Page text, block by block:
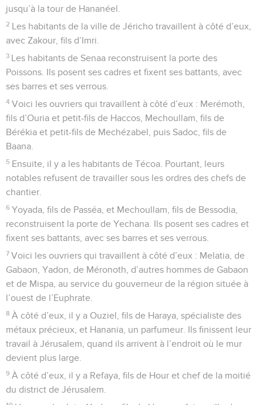
jusqu’à la tour de Hananéel.
2 Les habitants de la ville de Jéricho travaillent à côté d’eux,
avec Zakour, fils d’Imri.
3 Les habitants de Senaa reconstruisent la porte des
Poissons. Ils posent ses cadres et fixent ses battants, avec
ses barres et ses verrous.
4 Voici les ouvriers qui travaillent à côté d’eux : Merémoth,
fils d’Ouria et petit-fils de Haccos, Mechoullam, fils de
Bérékia et petit-fils de Mechézabel, puis Sadoc, fils de
Baana.
5 Ensuite, il y a les habitants de Técoa. Pourtant, leurs
notables refusent de travailler sous les ordres des chefs de
chantier.
6 Yoyada, fils de Passéa, et Mechoullam, fils de Bessodia,
reconstruisent la porte de Yechana. Ils posent ses cadres et
fixent ses battants, avec ses barres et ses verrous.
7 Voici les ouvriers qui travaillent à côté d’eux : Melatia, de
Gabaon, Yadon, de Méronoth, d’autres hommes de Gabaon
et de Mispa, au service du gouverneur de la région située à
l’ouest de l’Euphrate.
8 À côté d’eux, il y a Ouziel, fils de Haraya, spécialiste des
métaux précieux, et Hanania, un parfumeur. Ils finissent leur
travail à Jérusalem, quand ils arrivent à l’endroit où le mur
devient plus large.
9 À côté d’eux, il y a Refaya, fils de Hour et chef de la moitié
du district de Jérusalem.